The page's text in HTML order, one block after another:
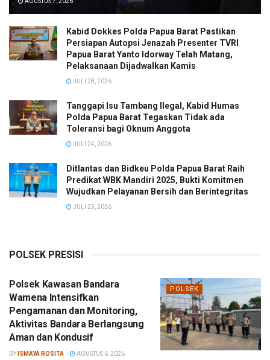
Kabid Dokkes Polda Papua Barat Pastikan
Persiapan Autopsi Jenazah Presenter TVRI
Papua Barat Yanto Idorway Telah Matang,
Pelaksanaan Dijadwalkan Kamis
JULI 28, 2026
Tanggapi Isu Tambang Ilegal, Kabid Humas
Polda Papua Barat Tegaskan Tidak ada
Toleransi bagi Oknum Anggota
JULI 24, 2026
Ditlantas dan Bidkeu Polda Papua Barat Raih
Predikat WBK Mandiri 2025, Bukti Komitmen
Wujudkan Pelayanan Bersih dan Berintegritas
JULI 23, 2026
POLSEK PRESISI
POLSEK
Polsek Kawasan Bandara
Wamena Intensifkan
Pengamanan dan Monitoring,
Aktivitas Bandara Berlangsung
Aman dan Kondusif
BY ISMAYA ROSITA AGUSTUS 6, 2026